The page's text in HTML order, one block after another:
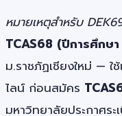
หมายเหตุสำหรับ
TCAS68 (ปีการศึกษ
ม.ราชภัฏเชียงใหม่ — ใ
ไลน์ ก่อนสมัคร
มหาวิทยาลัยประกาศร